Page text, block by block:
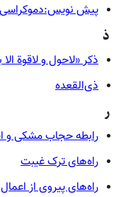
پیش
ذ
ذکر «لاحول و لاقوة
ذی‌القعده
ر
رابطه حجاب مشکی و
راه‌های ترک غیبت
راه‌های پیروی از